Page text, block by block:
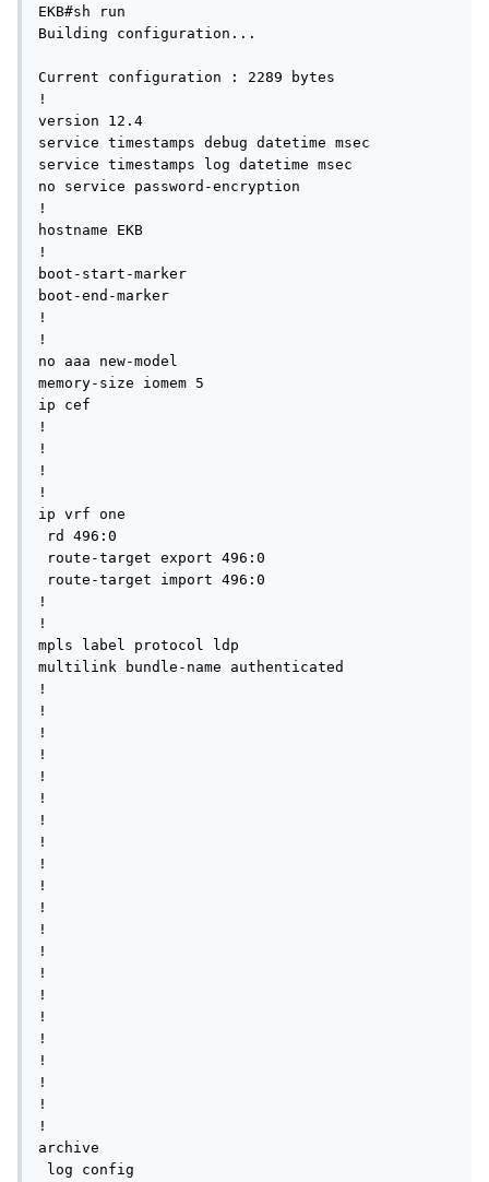
EKB#sh run
Building configuration...
Current configuration : 2289 bytes
!
version 12.4
service timestamps debug datetime msec
service timestamps log datetime msec
no service password-encryption
!
hostname EKB
!
boot-start-marker
boot-end-marker
!
!
no aaa new-model
memory-size iomem 5
ip cef
!
!
!
!
ip vrf one
!
!
mpls label protocol ldp
multilink bundle-name authenticated
!
!
!
!
!
!
!
!
!
!
!
!
!
!
!
!
!
!
!
!
!
archive